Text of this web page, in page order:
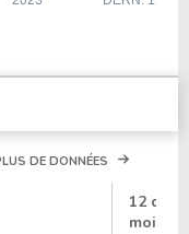
DE DONNÉES
12
mois